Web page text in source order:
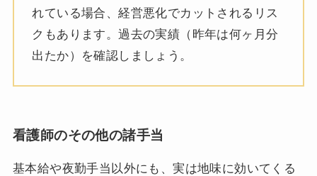
れている場合、経営悪化でカットされるリス
クもあります。過去の実績（昨年は何ヶ月分
出たか）を確認しましょう。
看護師のその他の諸手当
基本給や夜勤手当以外にも、実は地味に効いてくる